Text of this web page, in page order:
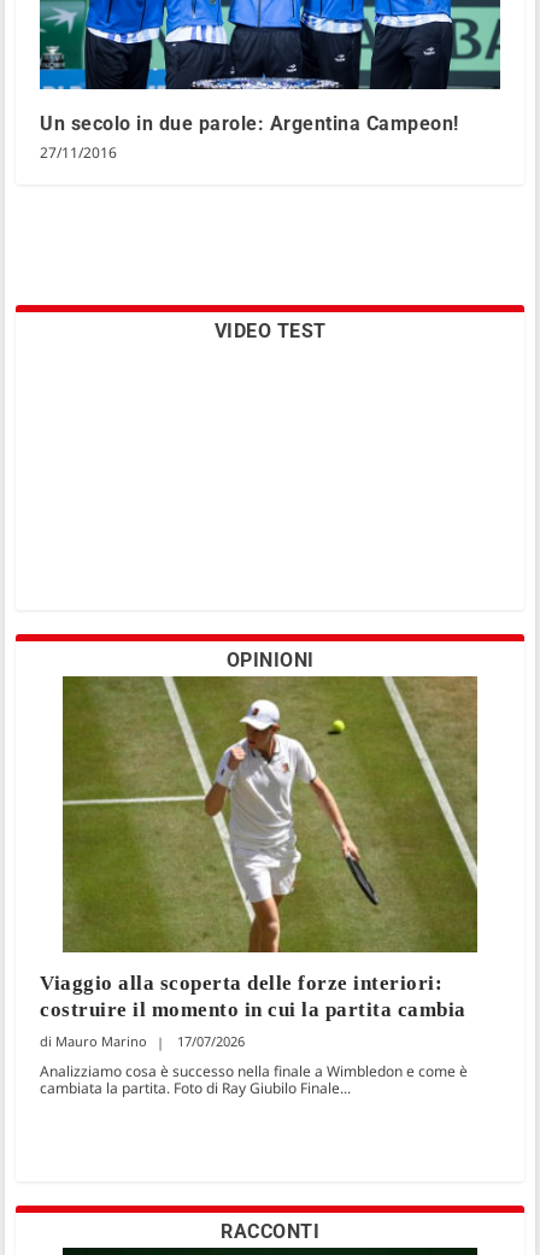
Un secolo in due parole: Argentina Campeon!
27/11/2016
VIDEO TEST
OPINIONI
Viaggio alla scoperta delle forze interiori:
costruire il momento in cui la partita cambia
Mauro Marino 17/07/2026
Analizziamo cosa è successo nella finale a Wimbledon e come è
cambiata la partita. Foto di Ray Giubilo Finale...
RACCONTI